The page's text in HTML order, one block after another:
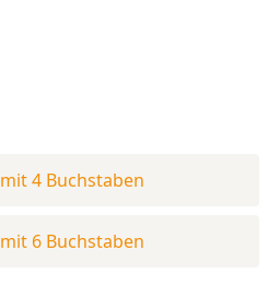
mit 4 Buchstaben
mit 6 Buchstaben